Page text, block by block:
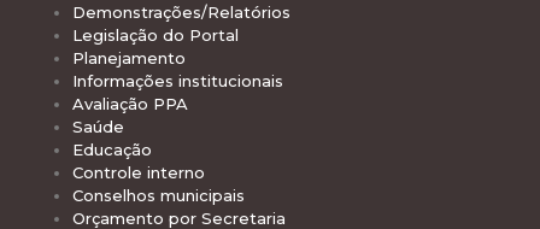
Demonstrações/Relatórios
Legislação do Portal
Planejamento
Informações institucionais
Avaliação PPA
Saúde
Educação
Controle interno
Conselhos municipais
Orçamento por Secretaria